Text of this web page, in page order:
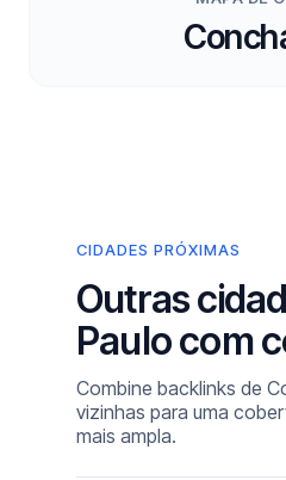
CIDADES PRÓXIMAS
Outras
Paulo com
Combine backlinks de
vizinhas para uma
mais ampla.